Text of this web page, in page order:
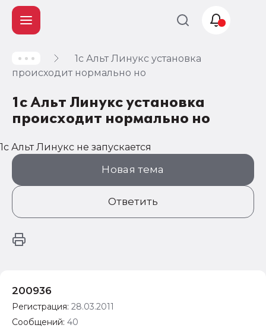
1c Альт Линукс установка
происходит нормально но
1c Альт Линукс установка
происходит нормально но
1c Альт Линукс не запускается
Новая тема
Ответить
200936
Регистрация: 28.03.2011
Сообщений: 40
Учет и
налогообложение
Автоматизация